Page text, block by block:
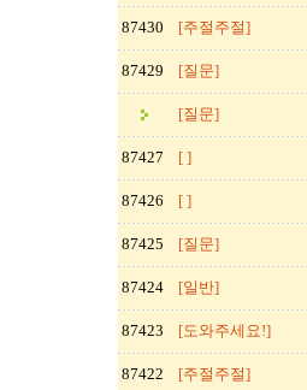
87430 [주절주절]
87429 [질문]
[질문]
87427 [ ]
87426 [ ]
87425 [질문]
87424 [일반]
87423 [도와주세요!]
87422 [주절주절]